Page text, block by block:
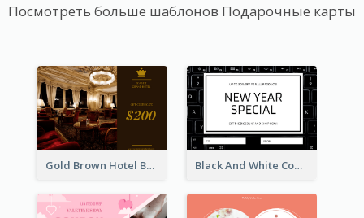
Посмотреть больше шаблонов Подарочные карты
Gold Brown Hotel Booking Gift Card Black And White Computer Photo New Year Gift Card